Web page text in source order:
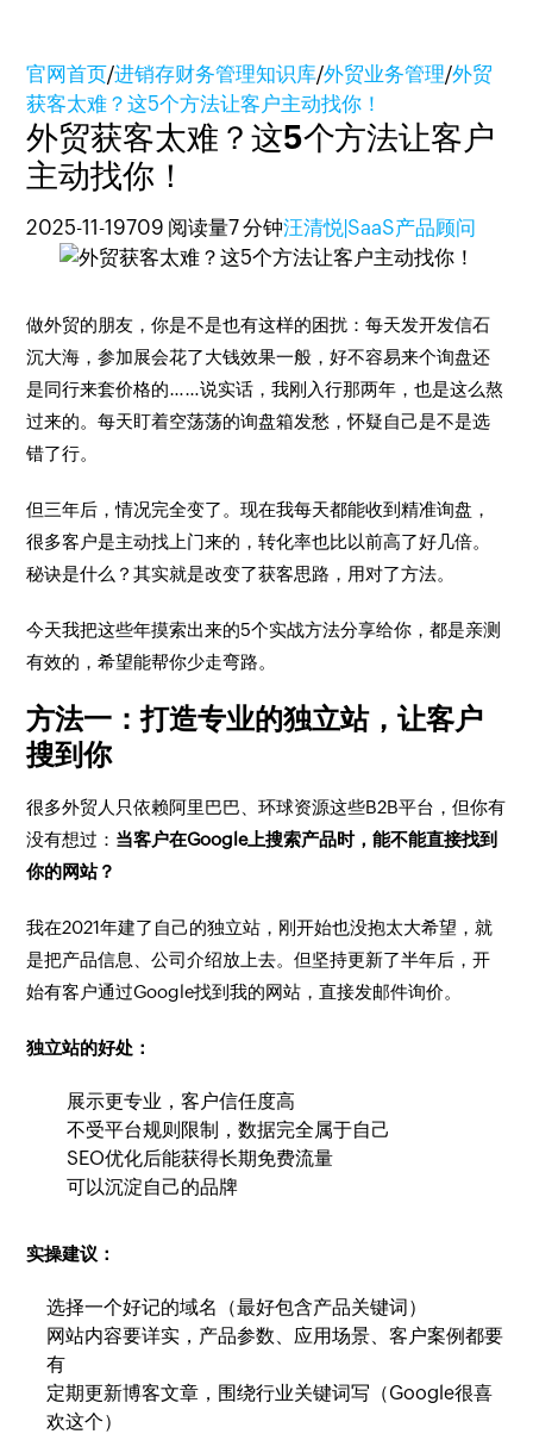
官网首页/进销存财务管理知识库/外贸业务管理/外贸
获客太难？这5个方法让客户主动找你！
外贸获客太难？这5个方法让客户
主动找你！
2025-11-19709 阅读量7 分钟汪清悦|SaaS产品顾问
做外贸的朋友，你是不是也有这样的困扰：每天发开发信石
沉大海，参加展会花了大钱效果一般，好不容易来个询盘还
是同行来套价格的……说实话，我刚入行那两年，也是这么熬
过来的。每天盯着空荡荡的询盘箱发愁，怀疑自己是不是选
错了行。
但三年后，情况完全变了。现在我每天都能收到精准询盘，
很多客户是主动找上门来的，转化率也比以前高了好几倍。
秘诀是什么？其实就是改变了获客思路，用对了方法。
今天我把这些年摸索出来的5个实战方法分享给你，都是亲测
有效的，希望能帮你少走弯路。
方法一：打造专业的独立站，让客户
搜到你
很多外贸人只依赖阿里巴巴、环球资源这些B2B平台，但你有
没有想过： 当客户在Google上搜索产品时，能不能直接找到
你的网站？
我在2021年建了自己的独立站，刚开始也没抱太大希望，就
是把产品信息、公司介绍放上去。但坚持更新了半年后，开
始有客户通过Google找到我的网站，直接发邮件询价。
独立站的好处：
展示更专业，客户信任度高
不受平台规则限制，数据完全属于自己
SEO优化后能获得长期免费流量
可以沉淀自己的品牌
实操建议：
选择一个好记的域名（最好包含产品关键词）
网站内容要详实，产品参数、应用场景、客户案例都要
有
定期更新博客文章，围绕行业关键词写（Google很喜
欢这个）